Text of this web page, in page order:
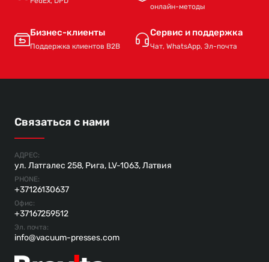
онлайн-методы
Бизнес-клиенты
Поддержка клиентов B2B
Сервис и поддержка
Чат, WhatsApp, Эл-почта
Связаться с нами
АДРЕС:
ул. Латгалес 258, Рига, LV-1063, Латвия
PHONE:
+37126130637
Офис:
+37167259512
Эл. почта:
info@vacuum-presses.com